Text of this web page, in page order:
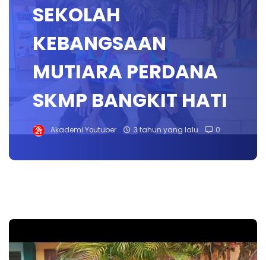
SEKOLAH
KEBANGSAAN
MUTIARA PERDANA
SKMP BANGKIT HATI
Akademi Youtuber 3 tahun yang lalu 0